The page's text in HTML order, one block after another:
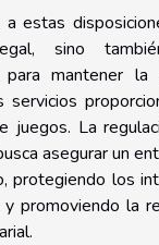
a estas
sino
para mantener la
servicios
juegos. La
asegurar un
protegiendo los
y promoviendo la